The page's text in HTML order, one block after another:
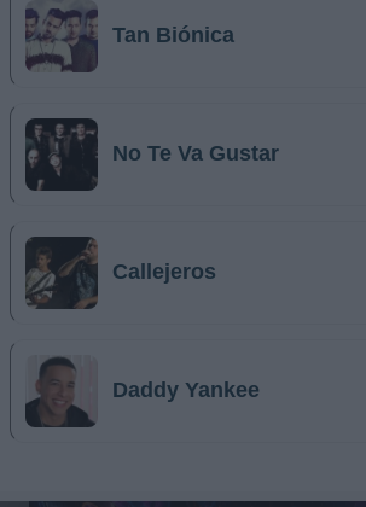
Tan Biónica
No Te Va Gustar
Callejeros
Daddy Yankee